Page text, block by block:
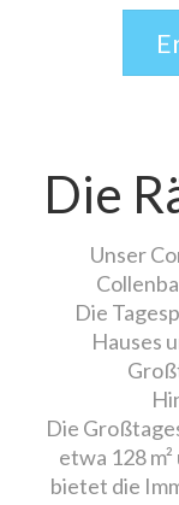
Die
Unser
Die
Hauses
Die
etwa 128
bietet die